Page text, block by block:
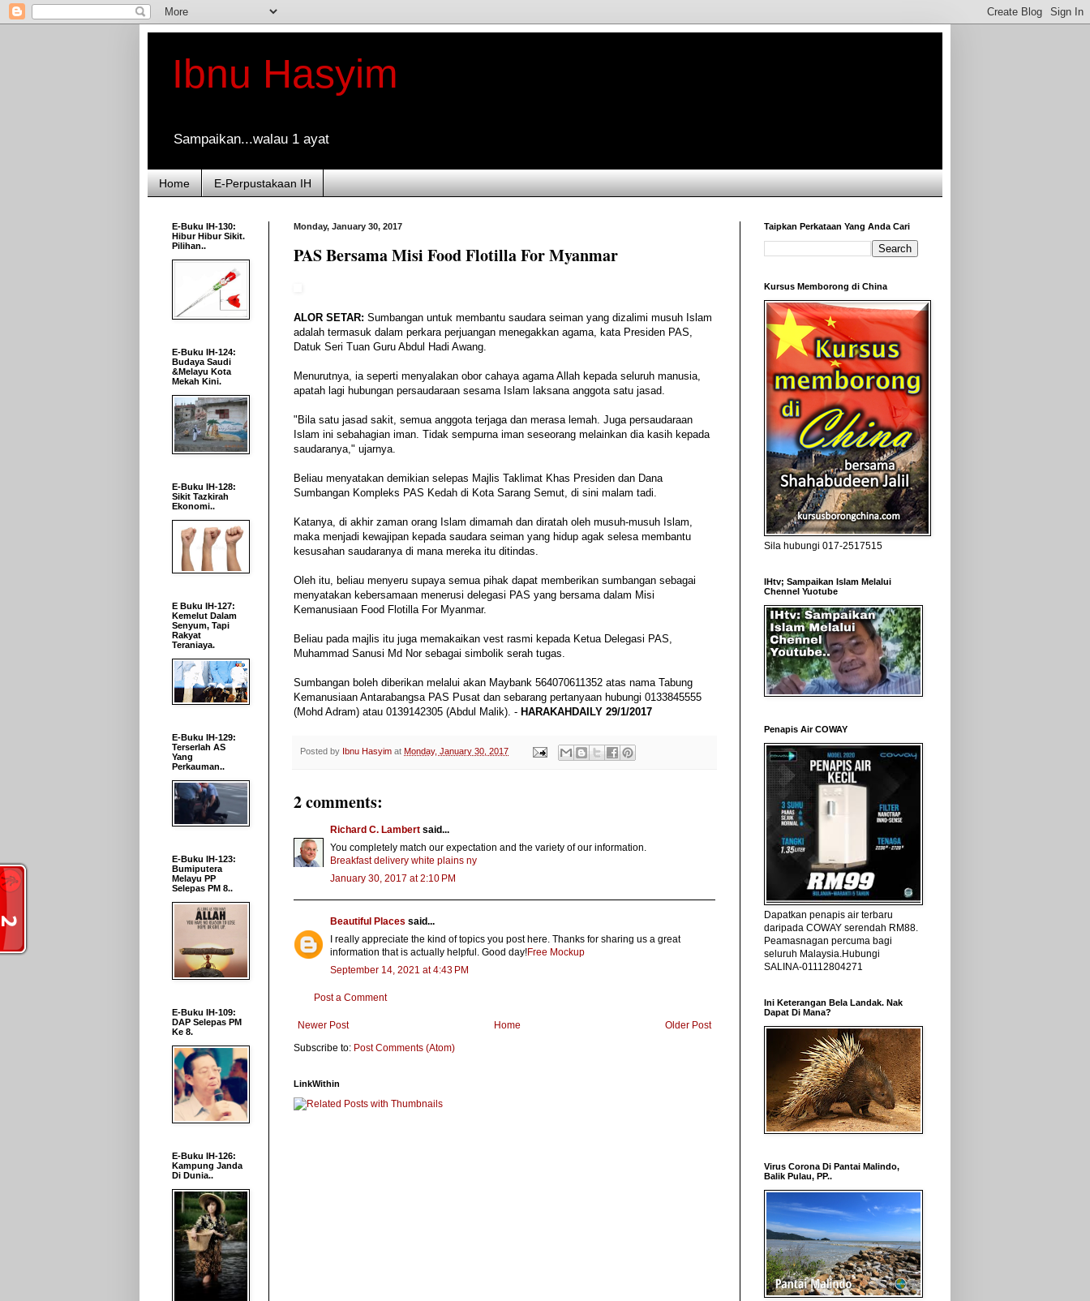
Ibnu Hasyim
Sampaikan...walau 1 ayat
Home E-Perpustakaan IH
Monday, January 30, 2017
PAS Bersama Misi Food Flotilla For Myanmar
ALOR SETAR: Sumbangan untuk membantu saudara seiman yang dizalimi musuh Islam
adalah termasuk dalam perkara perjuangan menegakkan agama, kata Presiden PAS,
Datuk Seri Tuan Guru Abdul Hadi Awang.
Menurutnya, ia seperti menyalakan obor cahaya agama Allah kepada seluruh manusia,
apatah lagi hubungan persaudaraan sesama Islam laksana anggota satu jasad.
"Bila satu jasad sakit, semua anggota terjaga dan merasa lemah. Juga persaudaraan
Islam ini sebahagian iman. Tidak sempurna iman seseorang melainkan dia kasih kepada
saudaranya," ujarnya.
Beliau menyatakan demikian selepas Majlis Taklimat Khas Presiden dan Dana
Sumbangan Kompleks PAS Kedah di Kota Sarang Semut, di sini malam tadi.
Katanya, di akhir zaman orang Islam dimamah dan diratah oleh musuh-musuh Islam,
maka menjadi kewajipan kepada saudara seiman yang hidup agak selesa membantu
kesusahan saudaranya di mana mereka itu ditindas.
Oleh itu, beliau menyeru supaya semua pihak dapat memberikan sumbangan sebagai
menyatakan kebersamaan menerusi delegasi PAS yang bersama dalam Misi
Kemanusiaan Food Flotilla For Myanmar.
Beliau pada majlis itu juga memakaikan vest rasmi kepada Ketua Delegasi PAS,
Muhammad Sanusi Md Nor sebagai simbolik serah tugas.
Sumbangan boleh diberikan melalui akan Maybank 564070611352 atas nama Tabung
Kemanusiaan Antarabangsa PAS Pusat dan sebarang pertanyaan hubungi 0133845555
(Mohd Adram) atau 0139142305 (Abdul Malik). - HARAKAHDAILY 29/1/2017
Posted by Ibnu Hasyim at Monday, January 30, 2017
2 comments:
Richard C. Lambert said...
You completely match our expectation and the variety of our information.
Breakfast delivery white plains ny
January 30, 2017 at 2:10 PM
Beautiful Places said...
I really appreciate the kind of topics you post here. Thanks for sharing us a great
information that is actually helpful. Good day!Free Mockup
September 14, 2021 at 4:43 PM
Post a Comment
Newer Post Older Post
Home
Subscribe to: Post Comments (Atom)
LinkWithin
E-Buku IH-130:
Hibur Hibur Sikit.
Pilihan..
E-Buku IH-124:
Budaya Saudi
&Melayu Kota
Mekah Kini.
E-Buku IH-128:
Sikit Tazkirah
Ekonomi..
E Buku IH-127:
Kemelut Dalam
Senyum, Tapi
Rakyat
Teraniaya.
E-Buku IH-129:
Terserlah AS
Yang
Perkauman..
E-Buku IH-123:
Bumiputera
Melayu PP
Selepas PM 8..
E-Buku IH-109:
DAP Selepas PM
Ke 8.
E-Buku IH-126:
Kampung Janda
Di Dunia..
Taipkan Perkataan Yang Anda Cari
Kursus Memborong di China
Sila hubungi 017-2517515
IHtv; Sampaikan Islam Melalui
Chennel Yuotube
Penapis Air COWAY
Dapatkan penapis air terbaru
daripada COWAY serendah RM88.
Peamasnagan percuma bagi
seluruh Malaysia.Hubungi
SALINA-01112804271
Ini Keterangan Bela Landak. Nak
Dapat Di Mana?
Virus Corona Di Pantai Malindo,
Balik Pulau, PP..